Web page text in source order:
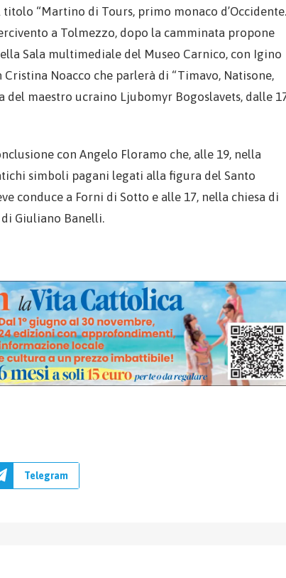
“Martino di Tours, primo monaco d’Occidente.
a Tolmezzo, dopo la camminata propone
Sala multimediale del Museo Carnico, con Igino
Noacco che parlerà di “Timavo, Natisone,
maestro ucraino Ljubomyr Bogoslavets, dalle
con Angelo Floramo che, alle 19, nella
simboli pagani legati alla figura del Santo
conduce a Forni di Sotto e alle 17, nella chiesa di
Giuliano Banelli.
Telegram